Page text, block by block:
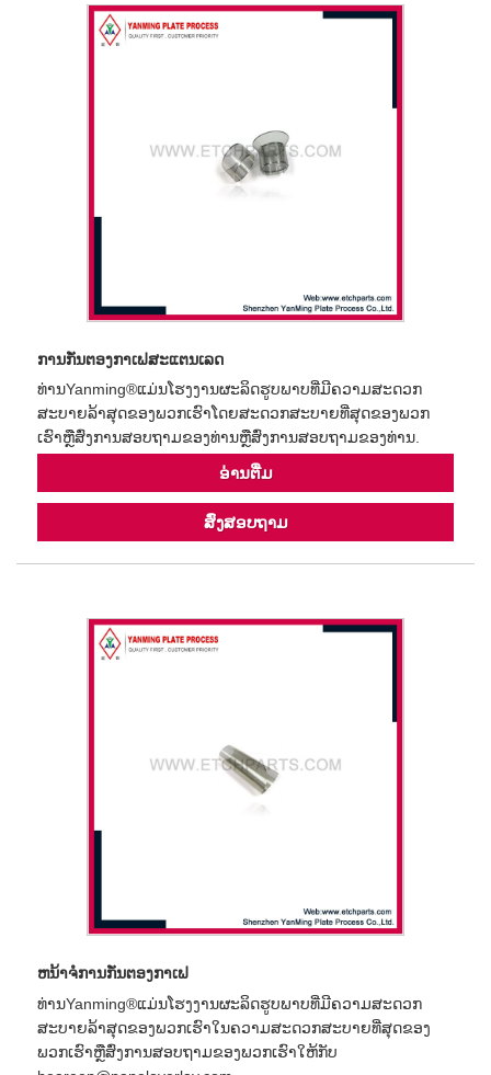
ການກັ່ນຕອງກາເຟສະແຕນເລດ
ທ່ານYanming®ແມ່ນໂຮງງານຜະລິດຮູບພາບທີ່ມີຄວາມສະດວກ
ສະບາຍລ້າສຸດຂອງພວກເຮົາໂດຍສະດວກສະບາຍທີ່ສຸດຂອງພວກ
ເຮົາຫຼືສົ່ງການສອບຖາມຂອງທ່ານຫຼືສົ່ງການສອບຖາມຂອງທ່ານ.
ອ່ານ​ຕື່ມ
ສົ່ງສອບຖາມ
ຫນ້າຈໍການກັ່ນຕອງກາເຟ
ທ່ານYanming®ແມ່ນໂຮງງານຜະລິດຮູບພາບທີ່ມີຄວາມສະດວກ
ສະບາຍລ້າສຸດຂອງພວກເຮົາໃນຄວາມສະດວກສະບາຍທີ່ສຸດຂອງ
ພວກເຮົາຫຼືສົ່ງການສອບຖາມຂອງພວກເຮົາໃຫ້ກັບ